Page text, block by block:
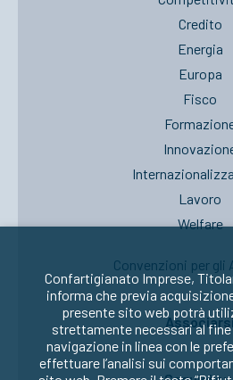
Credito
Energia
Europa
Fisco
Lavoro
Welfare
Convenzioni per gli
Confartigianato Imprese,
informa che previa
presente sito web potrà
strettamente necessari al
navigazione in linea con le
effettuare l’analisi sui